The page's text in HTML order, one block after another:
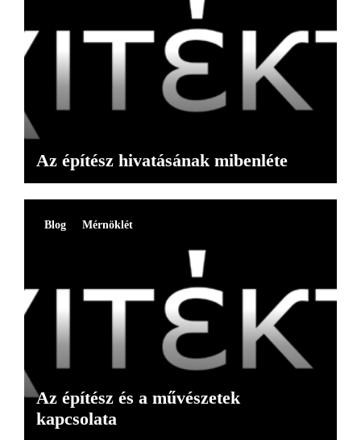
Az építész hivatásának mibenléte
Blog Mérnöklét
Az építész és a művészetek
kapcsolata